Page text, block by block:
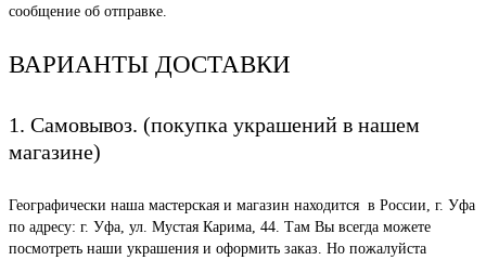
сообщение об отправке.
ВАРИАНТЫ ДОСТАВКИ
1. Самовывоз. (покупка украшений в нашем
магазине)
Географически наша мастерская и магазин находится в России, г. Уфа
по адресу: г. Уфа, ул. Мустая Карима, 44. Там Вы всегда можете
посмотреть наши украшения и оформить заказ. Но пожалуйста